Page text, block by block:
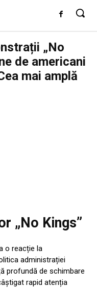
„No
de americani
mai amplă
„No Kings”
o reacție la
administrației
profundă de schimbare
rapid atenția